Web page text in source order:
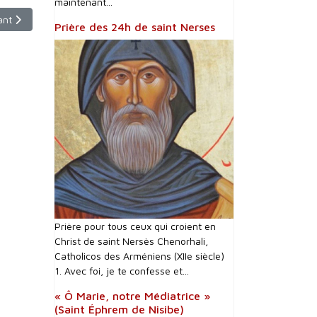
suivant : Obsèques de monsieur Charles Azanavour - 6 octobre
Prière des 24h de saint Nerses
Prière pour tous ceux qui croient en
Christ de saint Nersès Chenorhali,
Catholicos des Arméniens (XIIe siècle)
1. Avec foi, je te confesse et...
« Ô Marie, notre Médiatrice »
(Saint Éphrem de Nisibe)